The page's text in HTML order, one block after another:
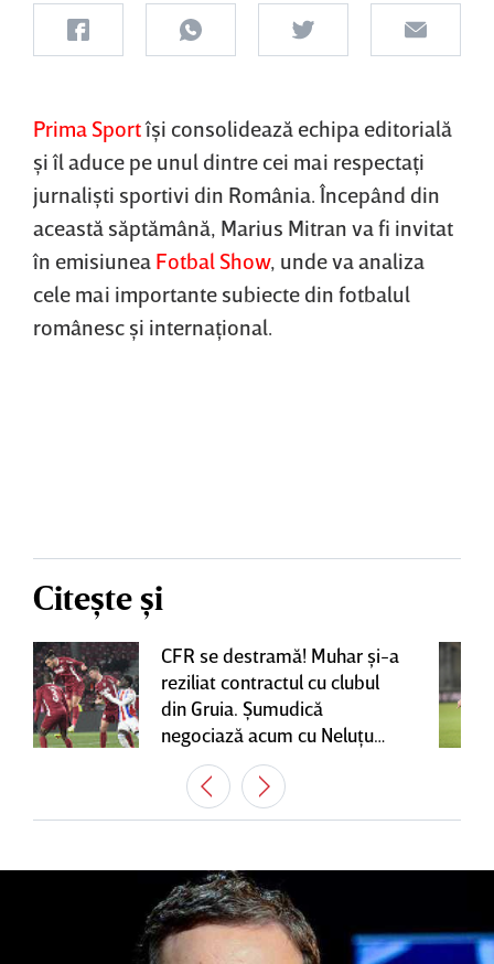
Prima Sportîşi consolidează echipa editorială
şi îl aduce pe unul dintre cei mai respectaţi
jurnalişti sportivi din România. Începând din
această săptămână, Marius Mitran va fi invitat
în emisiunea Fotbal Show, unde va analiza
cele mai importante subiecte din fotbalul
românesc şi internaţional.
Citește și
CFR se destramă! Muhar şi-a
reziliat contractul cu clubul
din Gruia. Şumudică
negociază acum cu Neluţu
Varga, care mai are o
variantă pentru banca tehnică
| EXCLUSIV